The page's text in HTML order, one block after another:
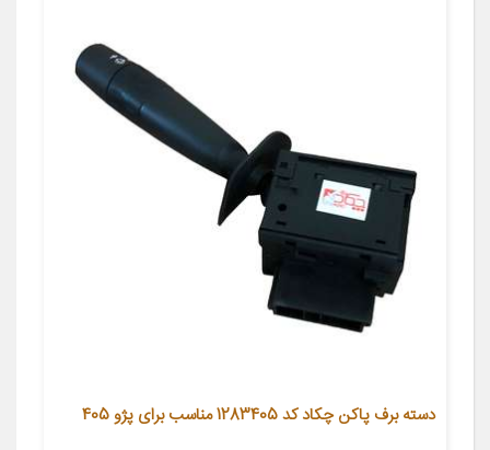
دسته برف پاکن چکاد کد 1283405 مناسب برای پژو 405